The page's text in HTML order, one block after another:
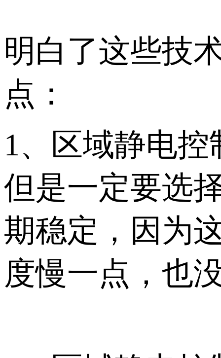
明白了这些技
点：
1、区域静电
但是一定要选
期稳定，因为
度慢一点，也